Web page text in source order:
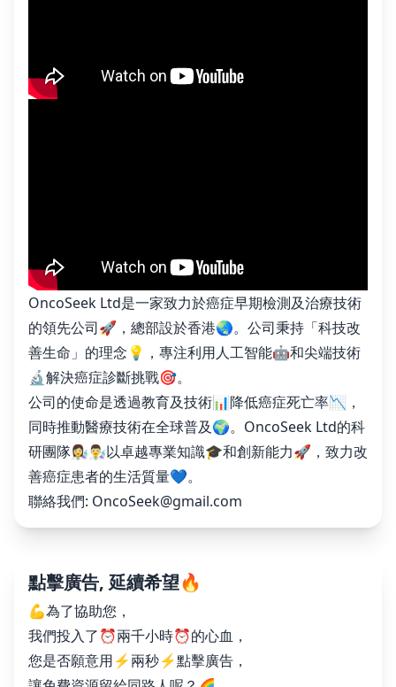
OncoSeek Ltd是一家致力於癌症早期檢測及治療技術
的領先公司🚀，總部設於香港🌏。公司秉持「科技改
善生命」的理念💡，專注利用人工智能🤖和尖端技術
🔬解決癌症診斷挑戰🎯。
公司的使命是透過教育及技術📊降低癌症死亡率📉，
同時推動醫療技術在全球普及🌍。OncoSeek Ltd的科
研團隊👩‍🔬👨‍🔬以卓越專業知識🎓和創新能力🚀，致力改
善癌症患者的生活質量💙。
聯絡我們: OncoSeek@gmail.com
點擊廣告, 延續希望🔥
💪為了協助您，
我們投入了⏰兩千小時⏰的心血，
您是否願意用⚡️兩秒⚡️點擊廣告，